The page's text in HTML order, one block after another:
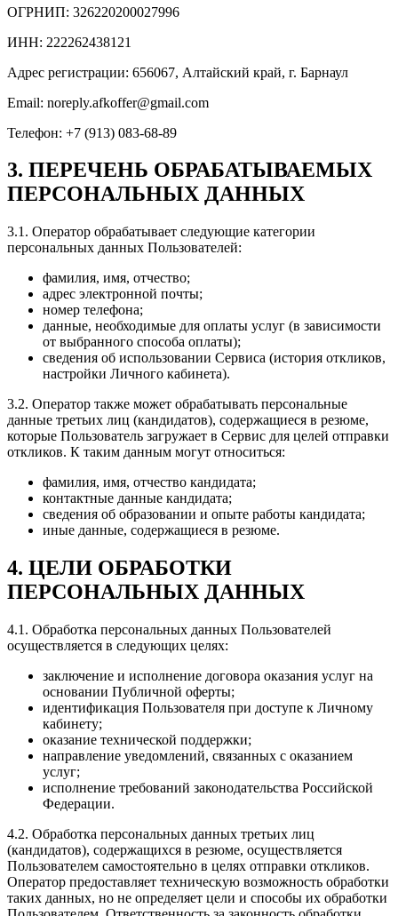
ОГРНИП: 326220200027996
ИНН: 222262438121
Адрес регистрации: 656067, Алтайский край, г. Барнаул
Email: noreply.afkoffer@gmail.com
Телефон: +7 (913) 083-68-89
3. ПЕРЕЧЕНЬ ОБРАБАТЫВАЕМЫХ
ПЕРСОНАЛЬНЫХ ДАННЫХ
3.1. Оператор обрабатывает следующие категории
персональных данных Пользователей:
фамилия, имя, отчество;
адрес электронной почты;
номер телефона;
данные, необходимые для оплаты услуг (в зависимости
от выбранного способа оплаты);
сведения об использовании Сервиса (история откликов,
настройки Личного кабинета).
3.2. Оператор также может обрабатывать персональные
данные третьих лиц (кандидатов), содержащиеся в резюме,
которые Пользователь загружает в Сервис для целей отправки
откликов. К таким данным могут относиться:
фамилия, имя, отчество кандидата;
контактные данные кандидата;
сведения об образовании и опыте работы кандидата;
иные данные, содержащиеся в резюме.
4. ЦЕЛИ ОБРАБОТКИ
ПЕРСОНАЛЬНЫХ ДАННЫХ
4.1. Обработка персональных данных Пользователей
осуществляется в следующих целях:
заключение и исполнение договора оказания услуг на
основании Публичной оферты;
идентификация Пользователя при доступе к Личному
кабинету;
оказание технической поддержки;
направление уведомлений, связанных с оказанием
услуг;
исполнение требований законодательства Российской
Федерации.
4.2. Обработка персональных данных третьих лиц
(кандидатов), содержащихся в резюме, осуществляется
Пользователем самостоятельно в целях отправки откликов.
Оператор предоставляет техническую возможность обработки
таких данных, но не определяет цели и способы их обработки